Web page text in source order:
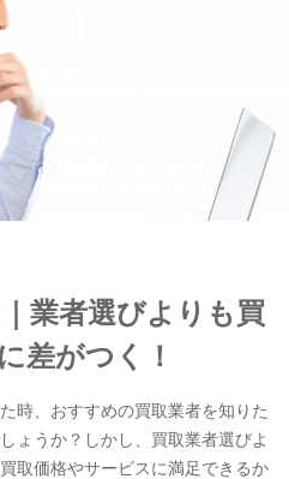
業者選びよりも買
差がつく！
時、おすすめの買取業者を知りた
ょうか？しかし、買取業者選びよ
取価格やサービスに満足できるか